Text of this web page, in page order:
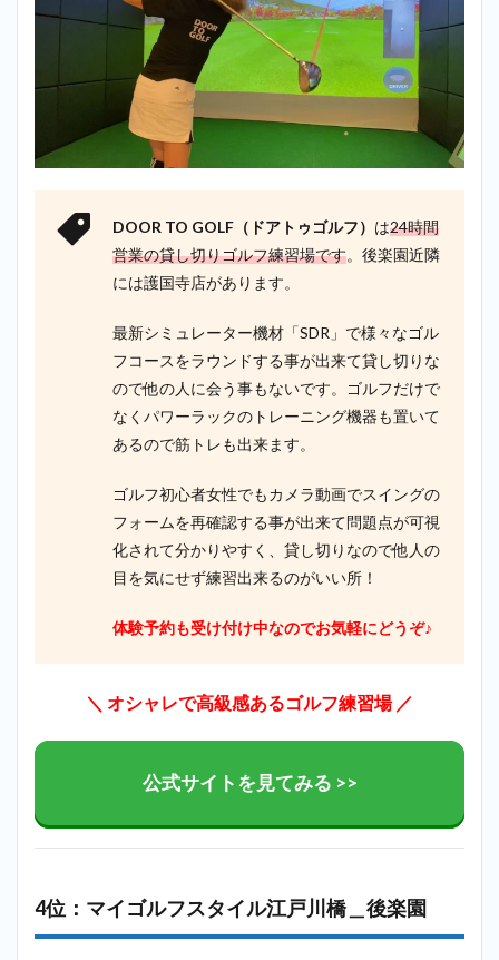
DOOR TO GOLF（ドアトゥゴルフ） は24時間
営業の貸し切りゴルフ練習場です。後楽園近隣
には護国寺店があります。
最新シミュレーター機材「SDR」で様々なゴル
フコースをラウンドする事が出来て貸し切りな
ので他の人に会う事もないです。ゴルフだけで
なくパワーラックのトレーニング機器も置いて
あるので筋トレも出来ます。
ゴルフ初心者女性でもカメラ動画でスイングの
フォームを再確認する事が出来て問題点が可視
化されて分かりやすく、貸し切りなので他人の
目を気にせず練習出来るのがいい所！
体験予約も受け付け中なのでお気軽にどうぞ♪
＼ オシャレで高級感あるゴルフ練習場／
公式サイトを見てみる >>
4位：マイゴルフスタイル江戸川橋＿後楽園